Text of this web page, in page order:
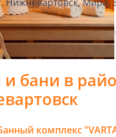
бани в
комплекс